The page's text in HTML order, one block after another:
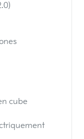
cube